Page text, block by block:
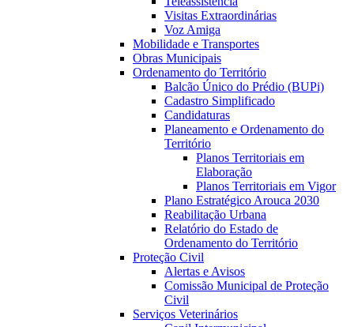
Visitas Extraordinárias
Voz Amiga
Mobilidade e Transportes
Obras Municipais
Ordenamento do Território
Balcão Único do Prédio (BUPi)
Cadastro Simplificado
Candidaturas
Planeamento e Ordenamento do
Território
Planos Territoriais em
Elaboração
Planos Territoriais em Vigor
Plano Estratégico Arouca 2030
Reabilitação Urbana
Relatório do Estado de
Ordenamento do Território
Proteção Civil
Alertas e Avisos
Comissão Municipal de Proteção
Civil
Serviços Veterinários